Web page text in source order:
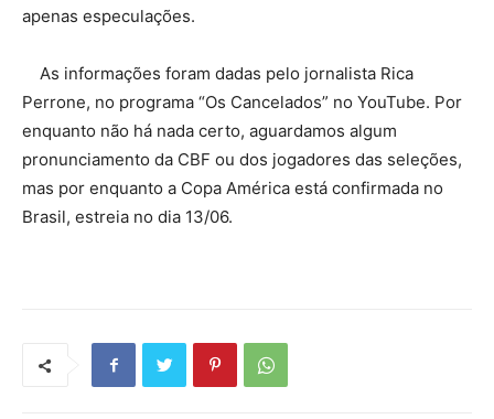
apenas especulações.
As informações foram dadas pelo jornalista Rica
Perrone, no programa “Os Cancelados” no YouTube. Por
enquanto não há nada certo, aguardamos algum
pronunciamento da CBF ou dos jogadores das seleções,
mas por enquanto a Copa América está confirmada no
Brasil, estreia no dia 13/06.